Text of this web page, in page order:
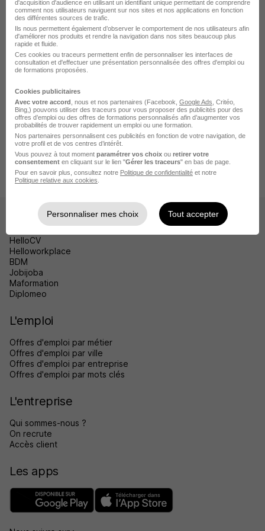
Emploi Dol-de-Bretagne
Emploi Bain-de-Bretagne
Emploi Dinard
Voir plus
Accueil Emploi Emploi Saint-Malo
Emploi BTP Saint-Malo
Emploi Directeur construction Saint-Malo
Directeur de la Construction et du Patrimoine H/F
Les sites
HelloCV
Helloworkplace
BDM
Jobijoba
Maformation
Diplomeo
L'emploi
Offres d'emploi par métier
Offres d'emploi par ville
Offres d'emploi par entreprise
Offres d'emploi par mots clés
L'entreprise
Qui sommes-nous ?
On recrute
Accès client
Les apps
d'acquisition d'audience en utilisant un identifiant unique permettant de comprendre
comment nos utilisateurs naviguent sur nos sites et nos applications en fonction
des différentes sources de trafic.
Ils nous permettent également d’observer le comportement de nos utilisateurs afin
d'améliorer nos produits et rendre la navigation dans nos sites beaucoup plus
rapide et fluide.
Ces cookies ou traceurs permettent enfin de personnaliser les interfaces de
consultation et d'effectuer une présentation personnalisée des offres d'emploi ou
de formations proposées.
Cookies publicitaires
Avec votre accord , nous et nos partenaires (Facebook, Google Ads , Critéo,
Bing,) pouvons utiliser des traceurs pour vous proposer des publicités pour des
offres d’emploi ou des offres de formations personnalisés afin d’augmenter vos
probabilités de trouver rapidement un emploi ou une formation.
Nos partenaires personnalisent ces publicités en fonction de votre navigation, de
votre profil et de vos centres d’intérêt.
Vous pouvez à tout moment paramétrer vos choix ou retirer votre
consentement en cliquant sur le lien "Gérer les traceurs" en bas de page.
Pour en savoir plus, consultez notre Politique de confidentialité et notre
Politique relative aux cookies
Personnaliser mes choix Tout accepter